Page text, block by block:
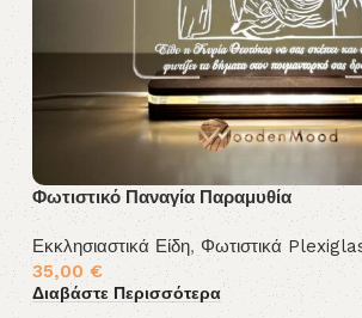
Φωτιστικό Παναγία Παραμυθία
Εκκλησιαστικά Είδη,Φωτιστικά
35,00€
Διαβάστε Περισσότερα